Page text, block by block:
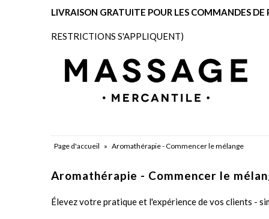
LIVRAISON GRATUITE POUR LES COMMANDES DE
RESTRICTIONS S'APPLIQUENT)
Page d'accueil » Aromathérapie - Commencer le mélange
Aromathérapie - Commencer le
Élevez votre pratique et l'expérience de vos clients -